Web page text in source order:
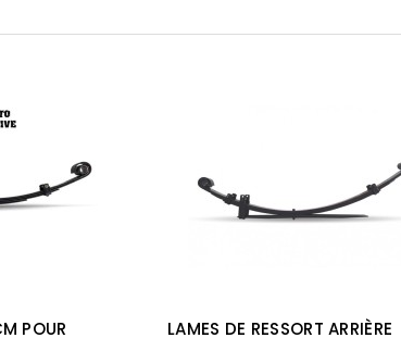
POUR
LAMES DE RESSORT ARRIÈRE